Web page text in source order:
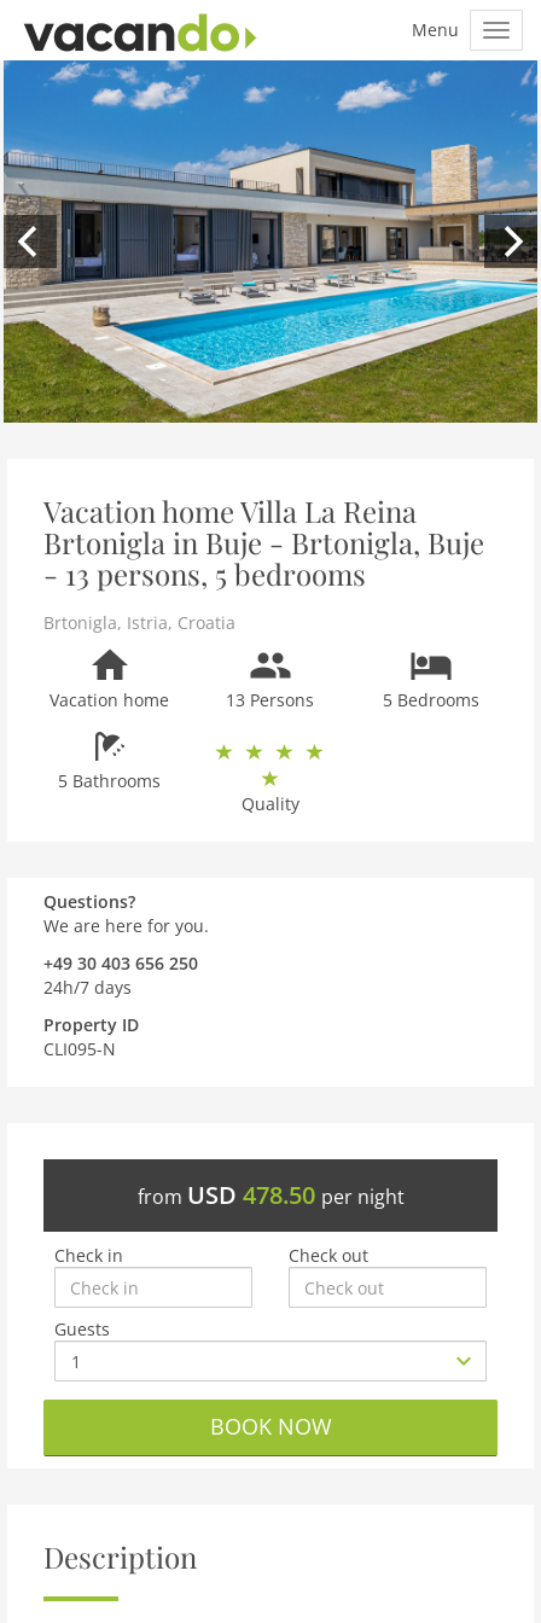
Vacation home Villa La Reina
Brtonigla in Buje - Brtonigla, Buje
- 13 persons, 5 bedrooms
Brtonigla, Istria, Croatia
Vacation home 13 Persons 5 Bedrooms
5 Bathrooms
Quality
Questions?
We are here for you.
+49 30 403 656 250
24h/7 days
Property ID
CLI095-N
from USD 478.50 per night
Check in Check out
Guests
BOOK NOW
Description